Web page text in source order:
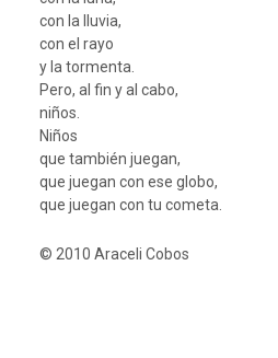
con la lluvia,
con el rayo
y la tormenta.
Pero, al fin y al cabo,
niños.
Niños
que también juegan,
que juegan con ese globo,
que juegan con tu cometa.
© 2010 Araceli Cobos